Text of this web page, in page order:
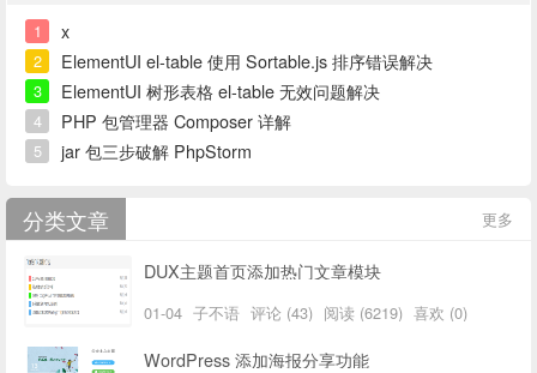
1 x
2 ElementUI el-table 使用 Sortable.js 排序错误解决
3 ElementUI 树形表格 el-table 无效问题解决
4 PHP 包管理器 Composer 详解
5 jar 包三步破解 PhpStorm
更多
分类文章
DUX主题首页添加热门文章模块
01-04 子不语 评论 (43) 阅读 (6219) 喜欢 (0)
WordPress 添加海报分享功能